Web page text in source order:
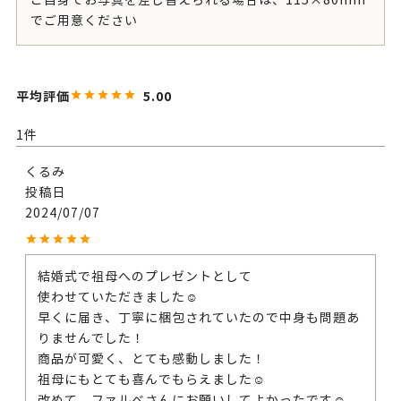
でご用意ください
5.00
1
くるみ
投稿日
2024/07/07
結婚式で祖母へのプレゼントとして
使わせていただきました☺️
早くに届き、丁寧に梱包されていたので中身も問題あ
りませんでした！
商品が可愛く、とても感動しました！
祖母にもとても喜んでもらえました☺️